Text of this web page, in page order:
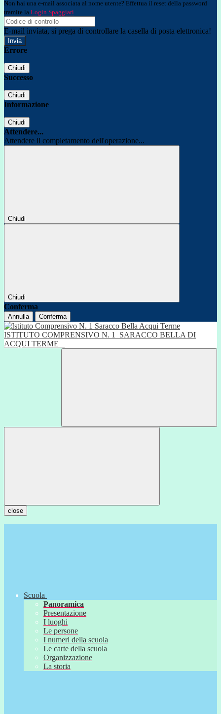
Non hai una e-mail associata al nome utente? Effettua il reset della password
tramite la Login Spaggiari
E-mail inviata, si prega di controllare la casella di posta elettronica!
Errore
Chiudi
Successo
Chiudi
Informazione
Chiudi
Attendere...
Attendere il completamento dell'operazione...
Chiudi
Chiudi
Conferma
Annulla Conferma
ISTITUTO COMPRENSIVO N. 1
SARACCO BELLA DI
ACQUI TERME
close
Scuola
Panoramica
Presentazione
I luoghi
Le persone
I numeri della scuola
Le carte della scuola
Organizzazione
La storia